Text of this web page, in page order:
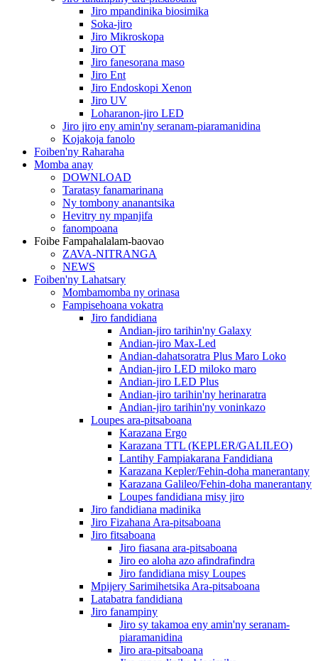
Jiro mpandinika biosimika
Soka-jiro
Jiro Mikroskopa
Jiro OT
Jiro fanesorana maso
Jiro Ent
Jiro Endoskopi Xenon
Jiro UV
Loharanon-jiro LED
Jiro jiro eny amin'ny seranam-piaramanidina
Kojakoja fanolo
Foiben'ny Raharaha
Momba anay
DOWNLOAD
Taratasy fanamarinana
Ny tombony ananantsika
Hevitry ny mpanjifa
fanompoana
Foibe Fampahalalam-baovao
ZAVA-NITRANGA
NEWS
Foiben'ny Lahatsary
Mombamomba ny orinasa
Fampisehoana vokatra
Jiro fandidiana
Andian-jiro tarihin'ny Galaxy
Andian-jiro Max-Led
Andian-dahatsoratra Plus Maro Loko
Andian-jiro LED miloko maro
Andian-jiro LED Plus
Andian-jiro tarihin'ny herinaratra
Andian-jiro tarihin'ny voninkazo
Loupes ara-pitsaboana
Karazana Ergo
Karazana TTL (KEPLER/GALILEO)
Lantihy Fampiakarana Fandidiana
Karazana Kepler/Fehin-doha manerantany
Karazana Galileo/Fehin-doha manerantany
Loupes fandidiana misy jiro
Jiro fandidiana madinika
Jiro Fizahana Ara-pitsaboana
Jiro fitsaboana
Jiro fiasana ara-pitsaboana
Jiro eo aloha azo afindrafindra
Jiro fandidiana misy Loupes
Mpijery Sarimihetsika Ara-pitsaboana
Latabatra fandidiana
Jiro fanampiny
Jiro sy takamoa eny amin'ny seranam-
piaramanidina
Jiro ara-pitsaboana